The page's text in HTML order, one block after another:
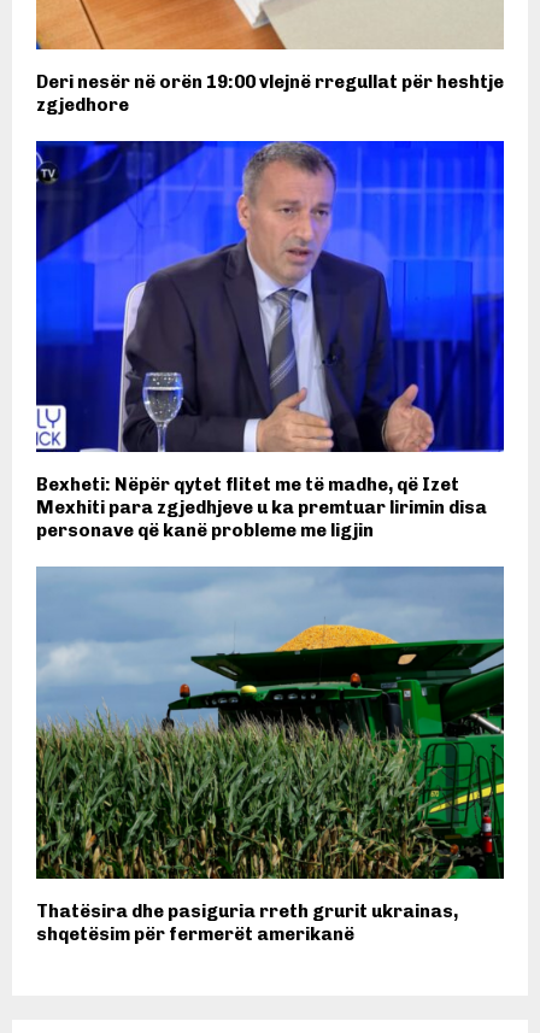
Deri nesër në orën 19:00 vlejnë rregullat për heshtje
zgjedhore
Bexheti: Nëpër qytet flitet me të madhe, që Izet
Mexhiti para zgjedhjeve u ka premtuar lirimin disa
personave që kanë probleme me ligjin
Thatësira dhe pasiguria rreth grurit ukrainas,
shqetësim për fermerët amerikanë